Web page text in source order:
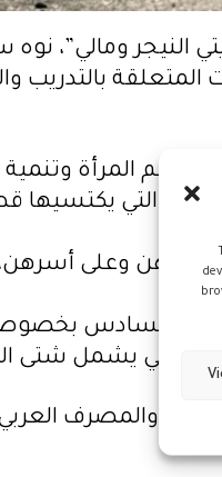
النيجر ومالي”،
بالتدريب
لدعم المرأة
الكبيرة التي يكتسيها
عليهن وعلى
محمد السادس
مالي يشمل شتى
والمصرف